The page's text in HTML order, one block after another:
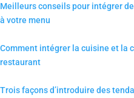
Meilleurs conseils pour intégrer
à votre menu
Comment intégrer la cuisine et la
restaurant
Trois façons d’introduire des